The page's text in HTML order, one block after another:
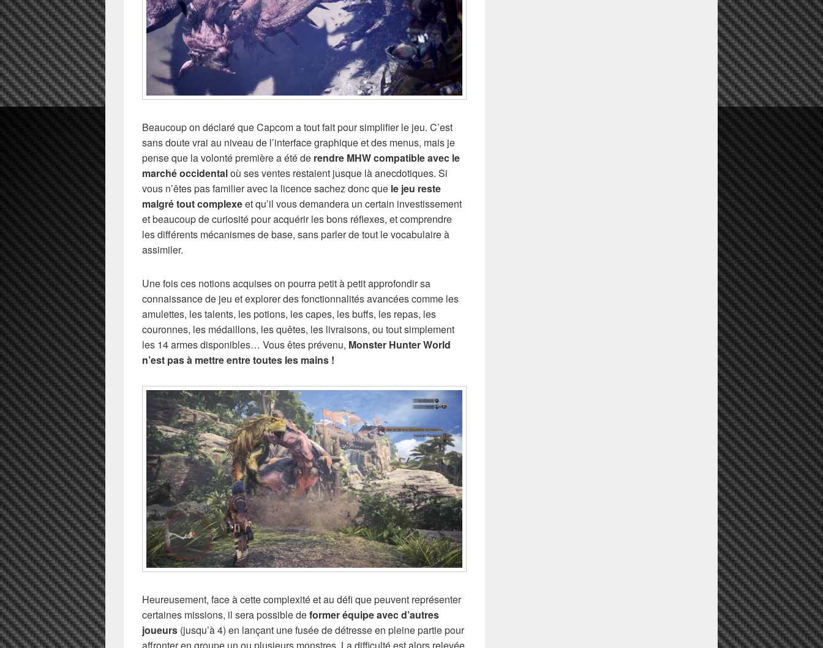
Beaucoup on déclaré que Capcom a tout fait pour simplifier le jeu. C’est
sans doute vrai au niveau de l’interface graphique et des menus, mais je
pense que la volonté première a été de rendre MHW compatible avec le
marché occidentaloù ses ventes restaient jusque là anecdotiques. Si
vous n’êtes pas familier avec la licence sachez donc que le jeu reste
malgré tout complexeet qu’il vous demandera un certain investissement
et beaucoup de curiosité pour acquérir les bons réflexes, et comprendre
les différents mécanismes de base, sans parler de tout le vocabulaire à
assimiler.
Une fois ces notions acquises on pourra petit à petit approfondir sa
connaissance de jeu et explorer des fonctionnalités avancées comme les
amulettes, les talents, les potions, les capes, les buffs, les repas, les
couronnes, les médaillons, les quêtes, les livraisons, ou tout simplement
les 14 armes disponibles… Vous êtes prévenu, Monster Hunter World
n’est pas à mettre entre toutes les mains !
Heureusement, face à cette complexité et au défi que peuvent représenter
certaines missions, il sera possible deformer équipe avec d’autres
joueurs (jusqu’à 4) en lançant une fusée de détresse en pleine partie pour